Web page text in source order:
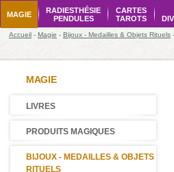
MAGIE
RADIESTHÉSIE
PENDULES
CARTES
TAROTS
Accueil - Magie - Bijoux - Medailles & Objets Rituels
MAGIE
LIVRES
PRODUITS MAGIQUES
BIJOUX - MEDAILLES & OBJETS
RITUELS